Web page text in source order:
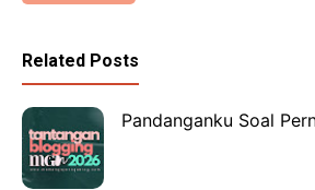
Related Posts
Pandanganku Soal